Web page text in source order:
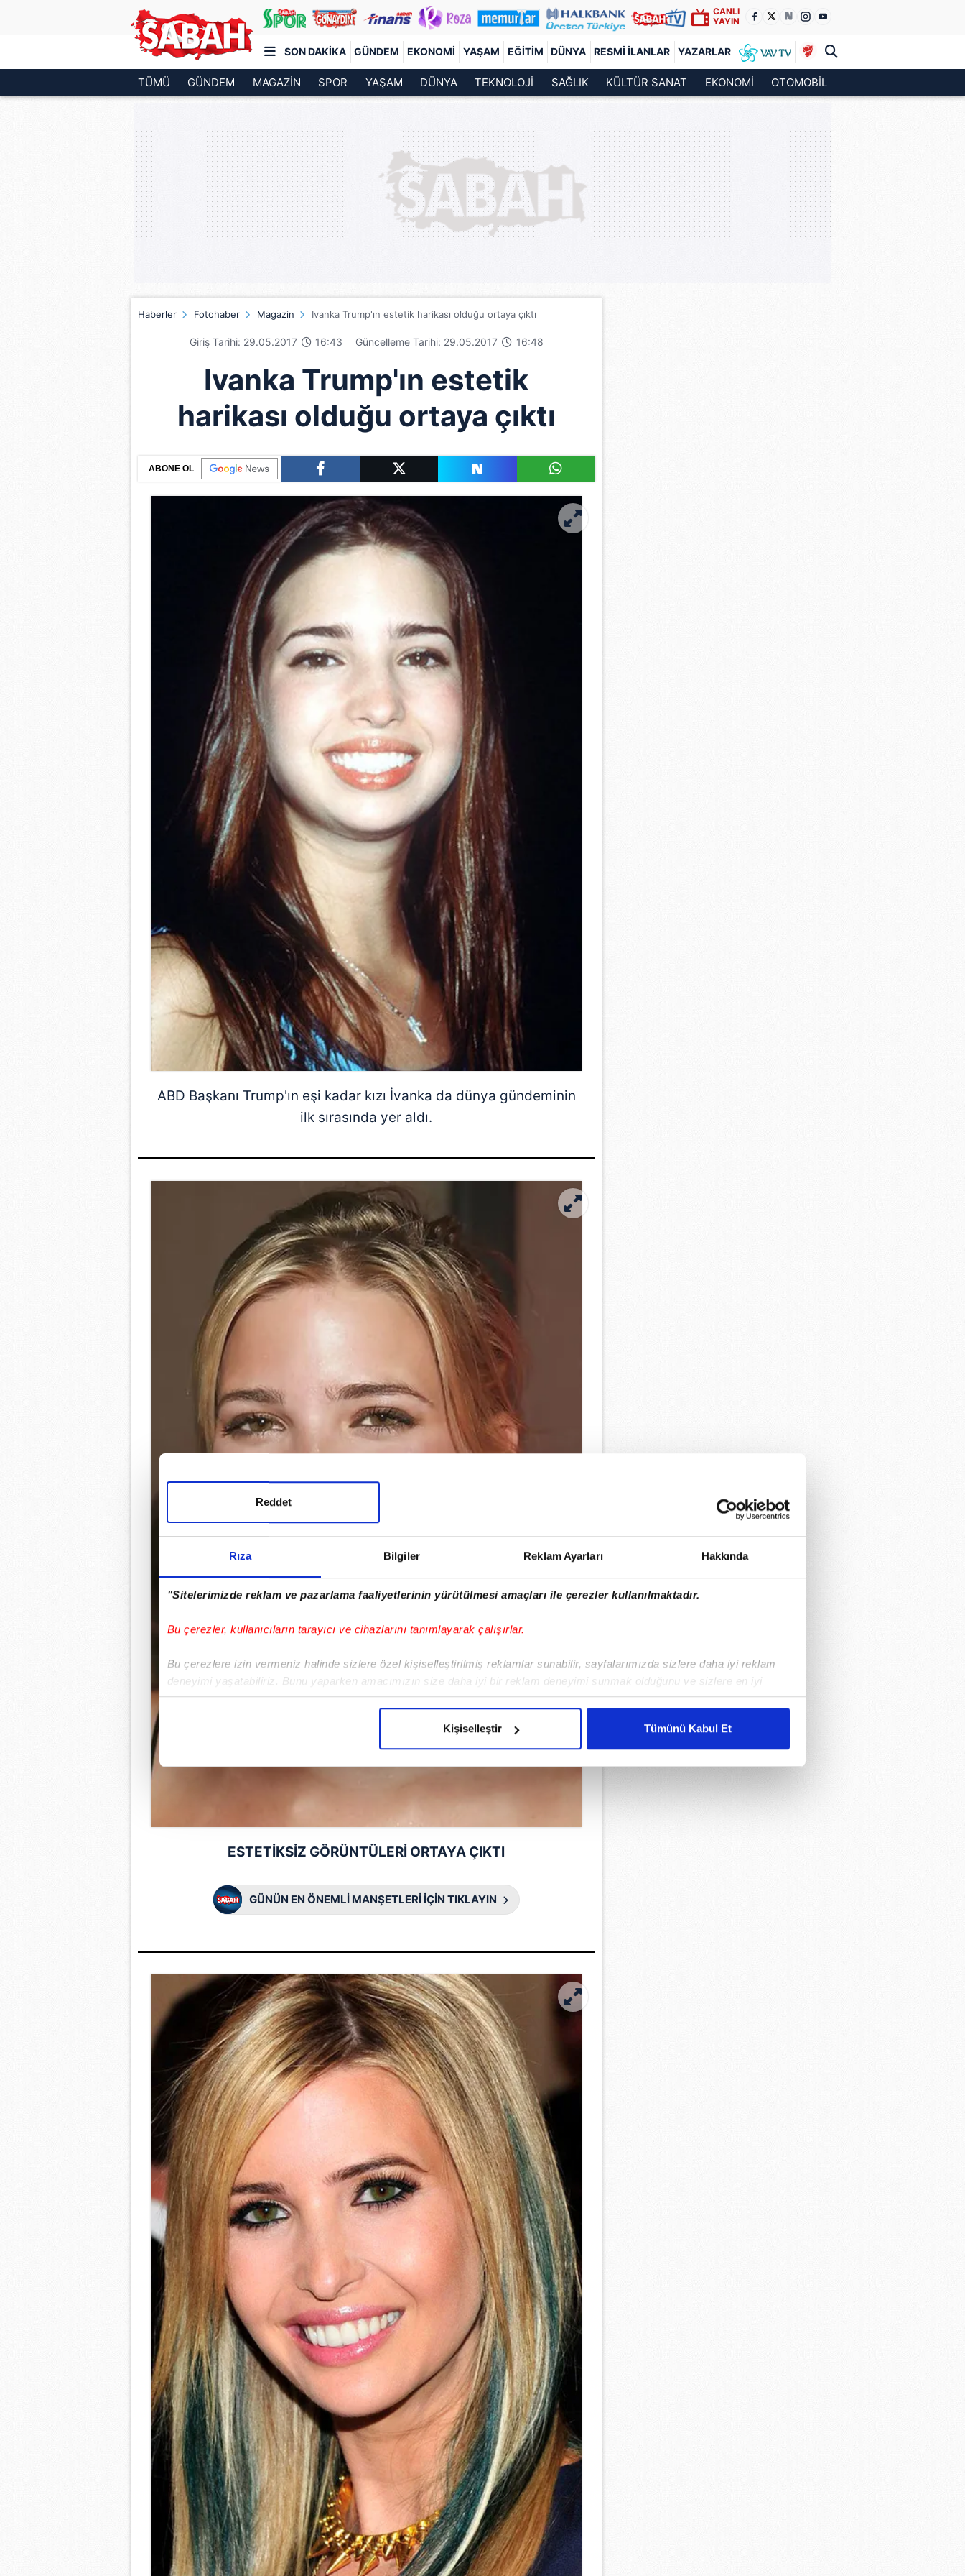
Rıza Bilgiler Reklam Ayarları Hakkında
"Sitelerimizde reklam ve pazarlama faaliyetlerinin yürütülmesi amaçları ile çerezler kullanılmaktadır.
Bu çerezler, kullanıcıların tarayıcı ve cihazlarını tanımlayarak çalışırlar.
Bu çerezlere izin vermeniz halinde sizlere özel kişiselleştirilmiş reklamlar sunabilir, sayfalarımızda sizlere daha iyi reklam
deneyimi yaşatabiliriz. Bunu yaparken amacımızın size daha iyi bir reklam deneyimi sunmak olduğunu ve sizlere en iyi
içerikleri sunabilmek adına elimizden gelen çabayı gösterdiğimizi ve bu noktada, reklamların maliyetlerimizi karşılamak
Her halükârda, kullanıcılar, bu çerezlere izin vermedikleri takdirde, kullanıcılara hedefli reklamlar gösterilmeyecektir."
çerezler vasıtasıyla çeşitli kişisel verileriniz işlenmekte olup gerekli olan çerezler bilgi toplumu hizmetlerinin sunulması
butonuna tıklayabilir,Çerez Bilgilendirme Metnimiziziyaret edebilirsiniz.
Reddet
Kişiselleştir Tümünü Kabul Et
CANLI
YAYIN
SON DAKIKA GÜNDEM EKONOMI YAŞAM EĞITIM DÜNYA RESMI İLANLAR YAZARLAR
Türkiye'nin en iyi haber sitesi
TÜMÜ GÜNDEM MAGAZİN SPOR YAŞAM DÜNYA TEKNOLOJİ SAĞLIK KÜLTÜR SANAT EKONOMİ OTOMOBİL
Haberler Fotohaber Magazin Ivanka Trump'ın estetik harikası olduğu ortaya çıktı
Giriş Tarihi: 29.05.2017 16:43 Güncelleme Tarihi: 29.05.2017 16:48
Ivanka Trump'ın estetik
harikası olduğu ortaya çıktı
ABONE OL
ABD Başkanı Trump'ın eşi kadar kızı İvanka da dünya gündeminin
ilk sırasında yer aldı.
ESTETİKSİZ GÖRÜNTÜLERİ ORTAYA ÇIKTI
GÜNÜN EN ÖNEMLİ MANŞETLERİ İÇİN TIKLAYIN